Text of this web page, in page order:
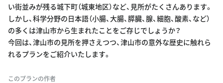
い街並みが残る城下町（城東地区）など、見所がたくさんあります。
しかし、科学分野の日本語（小腸、大腸、膵臓、腺、細胞、酸素、など）
の多くは津山市から生まれたことをご存じでしょうか？
今回は、津山市の見所を押さえつつ、津山市の意外な歴史に触れら
れるプランをご紹介いたします。
このプランの作者